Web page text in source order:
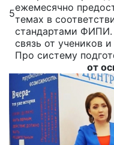
5ежемесячно
темах в
стандартами
связь от учеников
Про систему
от